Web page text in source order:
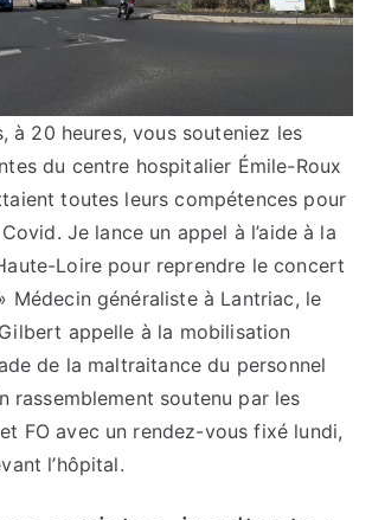
à 20 heures, vous souteniez les
du centre hospitalier Émile-Roux
toutes leurs compétences pour
Je lance un appel à l’aide à la
Loire pour reprendre le concert
Médecin généraliste à Lantriac, le
appelle à la mobilisation
de la maltraitance du personnel
rassemblement soutenu par les
FO avec un rendez-vous fixé lundi,
l’hôpital.